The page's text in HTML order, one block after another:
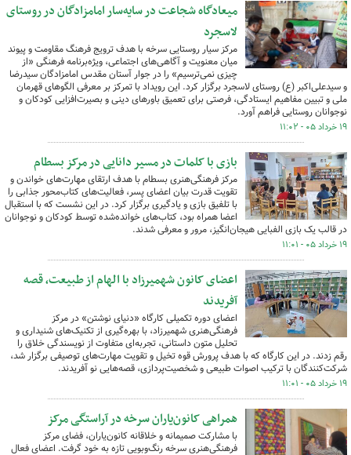
میعادگاه شجاعت در سایه‌سار امامزادگان در روستای
لاسجرد
مرکز سیار روستایی سرخه با هدف ترویج فرهنگ مقاومت و پیوند
میان معنویت و آگاهی‌های اجتماعی، ویژه‌برنامه فرهنگی «از
چیزی نمی‌ترسیم» را در جوار آستان مقدس امامزادگان سیدرضا
و سیدعلی‌اکبر (ع) روستای لاسجرد برگزار کرد. این رویداد با تمرکز بر معرفی الگوهای قهرمان
ملی و تبیین مفاهیم ایستادگی، فرصتی برای تعمیق باورهای دینی و بصیرت‌افزایی کودکان و
نوجوانان روستایی فراهم آورد.
۱۹ خرداد ۰۵ - ۱۱:۰۲
بازی با کلمات در مسیر دانایی در مرکز بسطام
مرکز فرهنگی‌هنری بسطام با هدف ارتقای مهارت‌های خواندن و
تقویت قدرت بیان اعضای پسر، فعالیت‌های کتاب‌محور جذابی را
با تلفیق بازی و یادگیری برگزار کرد. در این نشست که با استقبال
اعضا همراه بود، کتاب‌های خوانده‌شده توسط کودکان و نوجوانان
در قالب یک بازی الفبایی هیجان‌انگیز، مرور و معرفی شدند.
۱۹ خرداد ۰۵ - ۱۱:۰۱
اعضای کانون شهمیرزاد با الهام از طبیعت، قصه
آفریدند
اعضای دوره تکمیلی کارگاه «دنیای نوشتن» در مرکز
فرهنگی‌هنری شهمیرزاد، با بهره‌گیری از تکنیک‌های شنیداری و
تحلیل متون داستانی، تجربه‌ای متفاوت از نویسندگی خلاق را
رقم زدند. در این کارگاه که با هدف پرورش قوه تخیل و تقویت مهارت‌های توصیفی برگزار شد،
شرکت‌کنندگان با ترکیب اصوات طبیعی و شخصیت‌پردازی، قصه‌هایی نو آفریدند.
۱۹ خرداد ۰۵ - ۱۱:۰۱
همراهی کانون‌یاران سرخه در آراستگی مرکز
با مشارکت صمیمانه و خلاقانه کانون‌یاران، فضای مرکز
فرهنگی‌هنری سرخه رنگ‌وبویی تازه به خود گرفت. اعضای فعال